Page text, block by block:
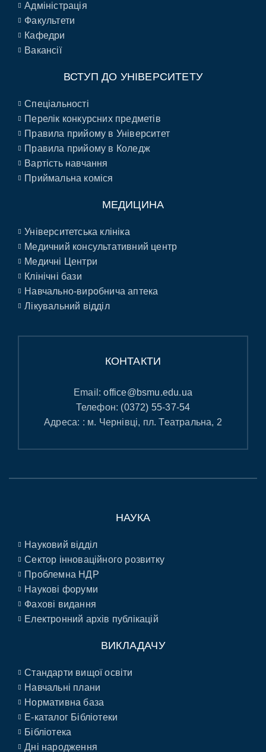
Адміністрація
Факультети
Кафедри
Вакансії
ВСТУП ДО УНІВЕРСИТЕТУ
Спеціальності
Перелік конкурсних предметів
Правила прийому в Університет
Правила прийому в Коледж
Вартість навчання
Приймальна коміся
МЕДИЦИНА
Університетська клініка
Медичний консультативний центр
Медичні Центри
Клінічні бази
Навчально-виробнича аптека
Лікувальний відділ
КОНТАКТИ
Email:office@bsmu.edu.ua
Телефон: (0372) 55-37-54
Адреса: : м. Чернівці, пл. Театральна, 2
НАУКА
Науковий відділ
Сектор інноваційного розвитку
Проблемна НДР
Наукові форуми
Фахові видання
Електронний архів публікацій
ВИКЛАДАЧУ
Стандарти вищої освіти
Навчальні плани
Нормативна база
E-каталог Бібліотеки
Бібліотека
Дні народження